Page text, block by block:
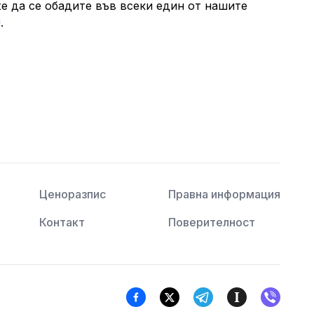
да се обадите във всеки един от нашите
.
Ценоразпис
Контакт
Правна информация
Поверителност